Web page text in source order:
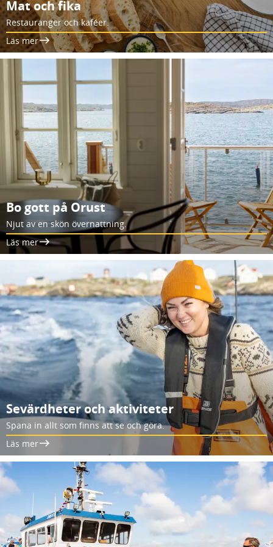
Mat och fika
Restauranger och kaféer.
Läs mer
Bo gott på Orust
Njut av en skön övernattning.
Läs mer
Sevärdheter och aktiviteter
Spana in allt som finns att se och göra.
Läs mer